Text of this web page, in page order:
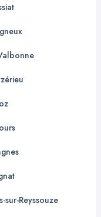
sur-Reyssouze